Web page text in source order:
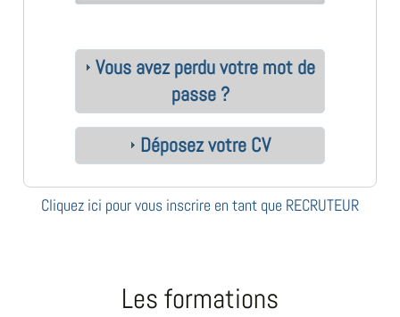
Vous avez perdu votre mot de
passe ?
Déposez votre CV
Cliquez ici pour vous inscrire en tant que RECRUTEUR
Les formations